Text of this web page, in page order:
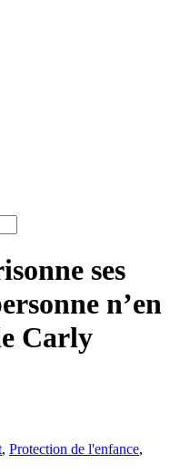
ses
n’en
Carly
, Protection de l'enfance,